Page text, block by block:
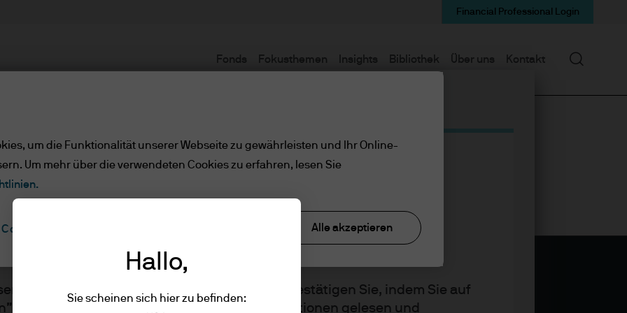
qualifizierte Anlege
Kunde/qualifizierte Anlege
Sie bitte die folgenden Informationen und bestätigen Sie, indem Sie auf
klicken, dass Sie die bereitgestellten Informationen gelesen und
Fonds Fokusthemen Insights Bibliothek Über uns Kontakt
Financial Professional Login
Suchen
Hallo,
Sie scheinen sich hier zu befinden:
um die Funktionalität unserer Webseite zu gewährleisten und Ihr Online-
Um mehr über die verwendeten Cookies zu erfahren, lesen Sie
Cookie-Einstellungen Alle akzeptieren